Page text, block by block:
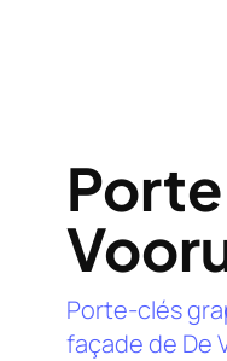
Porte-clés
façade de De